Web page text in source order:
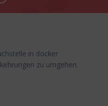
in docker
zu umgehen.